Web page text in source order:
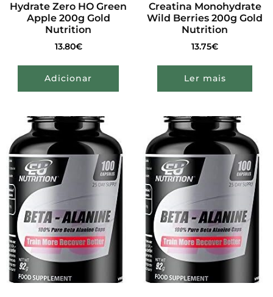
Hydrate Zero HO Green
Apple 200g Gold
Nutrition
13.80€
Adicionar
Creatina Monohydrate
Wild Berries 200g Gold
Nutrition
13.75€
Ler mais